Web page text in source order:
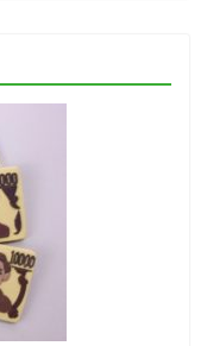
い合わせ
スタイル